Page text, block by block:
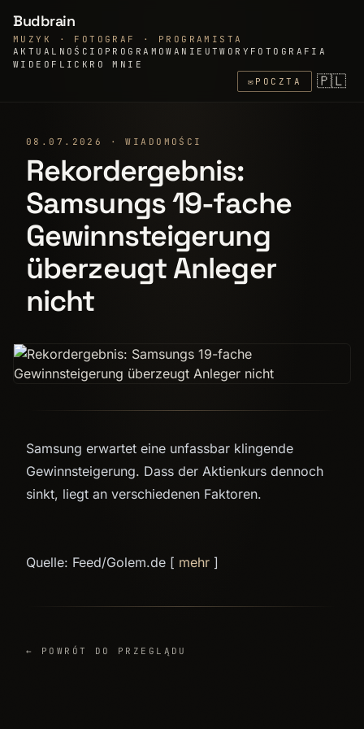
Budbrain
MUZYK · FOTOGRAF · PROGRAMISTA
AKTUALNOŚCI OPROGRAMOWANIE UTWORY FOTOGRAFIA
WIDEO FLICKR O MNIE
✉ POCZTA 🇵🇱
08.07.2026 · WIADOMOŚCI
Rekordergebnis:
Samsungs 19-fache
Gewinnsteigerung
überzeugt Anleger
nicht
Samsung erwartet eine unfassbar klingende
Gewinnsteigerung. Dass der Aktienkurs dennoch
sinkt, liegt an verschiedenen Faktoren.
Quelle: Feed/Golem.de [ mehr ]
← POWRÓT DO PRZEGLĄDU